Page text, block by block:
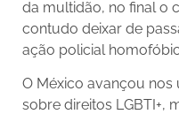
da multidão, no final o
contudo deixar de
ação policial
O México avançou nos
sobre direitos LGBTI+,